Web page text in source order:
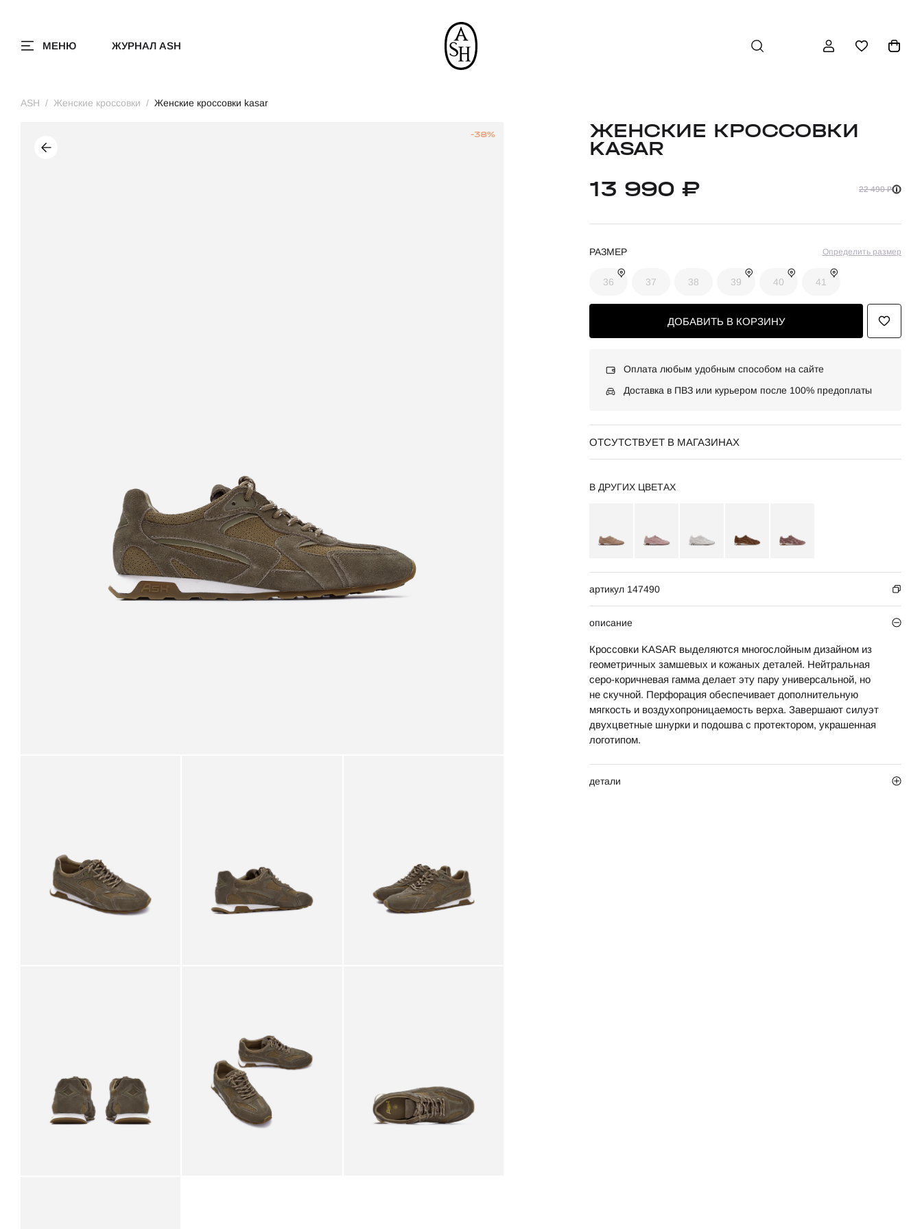
МЕНЮ ЖУРНАЛ ASH
ASH Женские кроссовки Женские кроссовки kasar
-38% ЖЕНСКИЕ КРОССОВКИ
KASAR
13 990 ₽ 22 490 ₽
РАЗМЕР Определить размер
36 37 38 39 40 41
ДОБАВИТЬ В КОРЗИНУ
Оплата любым удобным способом на сайте
Доставка в ПВЗ или курьером после 100% предоплаты
ОТСУТСТВУЕТ В МАГАЗИНАХ
В ДРУГИХ ЦВЕТАХ
артикул 147490
описание
Кроссовки KASAR выделяются многослойным дизайном из
геометричных замшевых и кожаных деталей. Нейтральная
серо-коричневая гамма делает эту пару универсальной, но
не скучной. Перфорация обеспечивает дополнительную
мягкость и воздухопроницаемость верха. Завершают силуэт
двухцветные шнурки и подошва с протектором, украшенная
логотипом.
детали